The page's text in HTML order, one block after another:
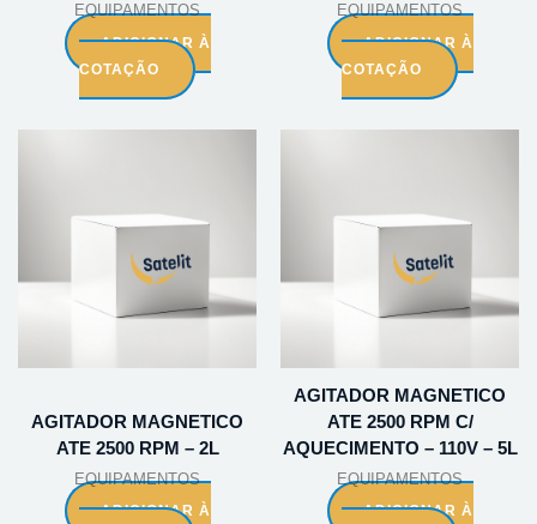
EQUIPAMENTOS
ADICIONAR À
COTAÇÃO
EQUIPAMENTOS
ADICIONAR À
COTAÇÃO
AGITADOR MAGNETICO
ATE 2500 RPM – 2L
EQUIPAMENTOS
ADICIONAR À
AGITADOR MAGNETICO
ATE 2500 RPM C/
AQUECIMENTO – 110V – 5L
EQUIPAMENTOS
ADICIONAR À